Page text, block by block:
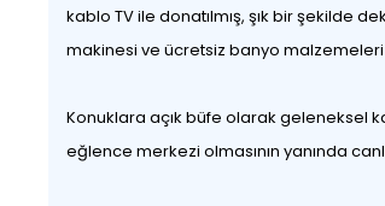
kablo TV ile donatılmış, şık bir şekilde
makinesi ve ücretsiz banyo malzemeleri
Konuklara açık büfe olarak geleneksel
eğlence merkezi olmasının yanında